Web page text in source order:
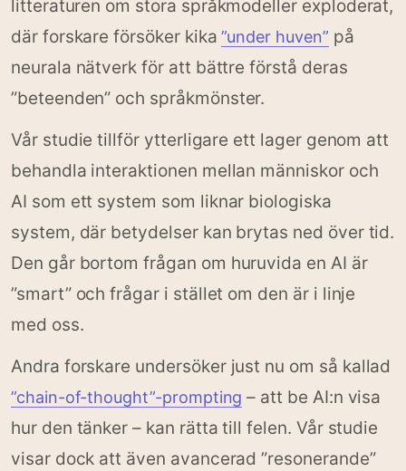
litteraturen om stora språkmodeller exploderat,
där forskare försöker kika”under huven” på
neurala nätverk för att bättre förstå deras
”beteenden” och språkmönster.
Vår studie tillför ytterligare ett lager genom att
behandla interaktionen mellan människor och
AI som ett system som liknar biologiska
system, där betydelser kan brytas ned över tid.
Den går bortom frågan om huruvida en AI är
”smart” och frågar i stället om den är i linje
med oss.
Andra forskare undersöker just nu om så kallad
”chain-of-thought”-prompting – att be AI:n visa
hur den tänker – kan rätta till felen. Vår studie
visar dock att även avancerad ”resonerande”